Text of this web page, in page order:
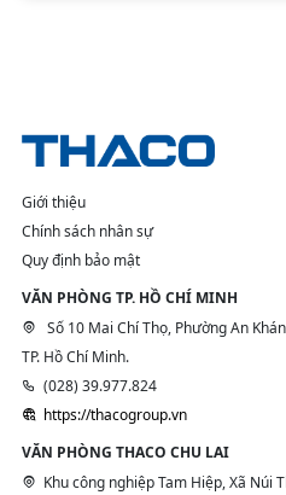
Giới thiệu
Chính sách nhân sự
Quy định bảo mật
VĂN PHÒNG TP. HỒ CHÍ MINH
Số 10 Mai Chí Thọ, Phường An
TP. Hồ Chí Minh.
(028) 39.977.824
https://thacogroup.vn
VĂN PHÒNG THACO CHU LAI
Khu công nghiệp Tam Hiệp, Xã Núi